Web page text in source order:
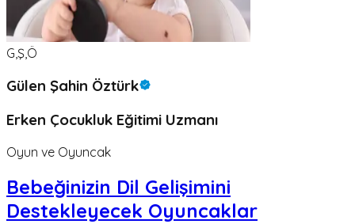
G,Ş,Ö
Gülen Şahin Öztürk
Erken Çocukluk Eğitimi Uzmanı
Oyun ve Oyuncak
Bebeğinizin Dil Gelişimini
Destekleyecek Oyuncaklar